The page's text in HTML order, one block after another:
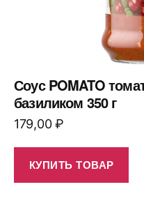
Соус POMATO
базиликом 350 г
179,00₽
КУПИТЬ ТОВАР